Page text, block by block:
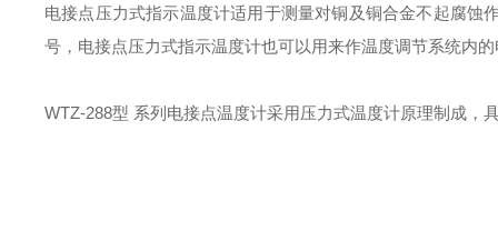
电接点压力式指示温度计适用于测量对铜及铜合金不起腐蚀
号，电接点压力式指示温度计也可以用来作温度调节系统内
WTZ-288型 系列电接点温度计采用压力式温度计原理制成，